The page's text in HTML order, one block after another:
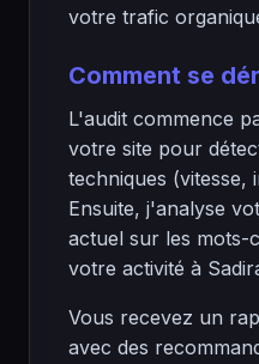
votre trafic
Comment se
L'audit commence
votre site pour
techniques (vitesse,
Ensuite, j'analyse
actuel sur les mots-
votre activité à
Vous recevez un
avec des